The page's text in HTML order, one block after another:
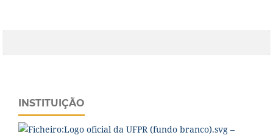
INSTITUIÇÃO